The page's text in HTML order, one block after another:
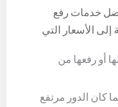
خدمات رفع
الأسعار التي
في متناول يد
أو
التي تؤثر
أو رفعها من
كان الدور مرتفع